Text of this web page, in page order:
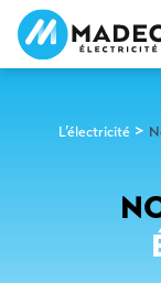
L’électricité >